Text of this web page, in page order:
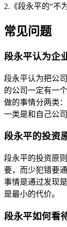
2.《段永平的“不
常见问题
段永平认为企
段永平认为把公
的公司一定有一
做的事情分两类
一类是和自己公
段永平的投资
段永平的投资原
要，而少犯错要
事情是通过发现
是最小的代价。
段永平如何看